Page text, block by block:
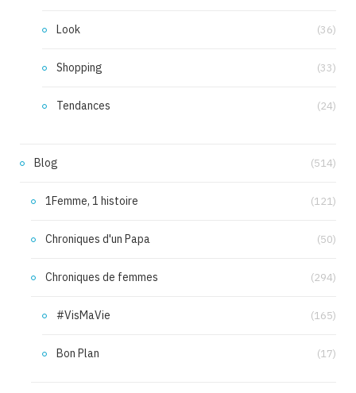
Look (36)
Shopping (33)
Tendances (24)
Blog (514)
1Femme, 1 histoire (121)
Chroniques d'un Papa (50)
Chroniques de femmes (294)
#VisMaVie (165)
Bon Plan (17)